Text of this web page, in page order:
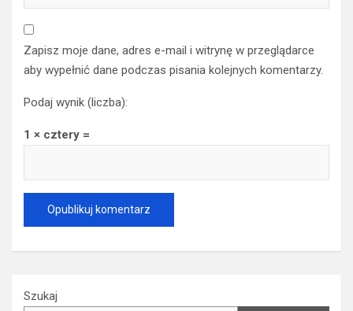
Zapisz moje dane, adres e-mail i witrynę w przeglądarce
aby wypełnić dane podczas pisania kolejnych komentarzy.
Podaj wynik (liczba):
1 × cztery =
Szukaj